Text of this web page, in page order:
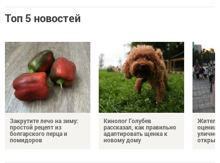
Топ 5 новостей
Закрутите лечо на зиму:
простой рецепт из
болгарского перца и
помидоров
Кинолог Голубев
рассказал, как правильно
адаптировать щенка к
новому дому